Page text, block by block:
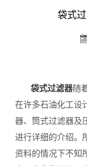
袋式
袋式过滤器随
在许多石油化工设
器、筒式过滤器及
进行详细的介绍。
资料的情况下不知